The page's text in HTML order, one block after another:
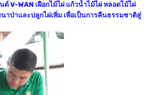
WAN เฝือกไม้ไผ่ แก้วน้ำไม้ไผ่ หลอดไม้ไผ่
ป่าและปลูกไผ่เพิ่ม เพื่อเป็นการคืนธรรมชาติสู่